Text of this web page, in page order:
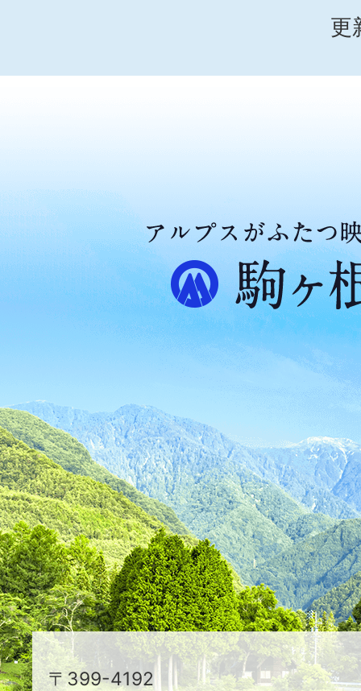
更
ア
ル
プ
ス
が
た
つ
映
え
る
ま
ち
駒
〒399-4192